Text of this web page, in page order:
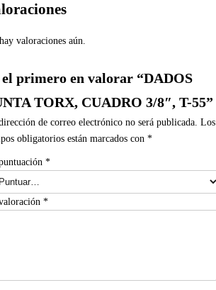
valoraciones aún.
el primero en valorar “DADOS
TORX, CUADRO 3/8″, T-55”
de correo electrónico no será publicada. Los
obligatorios están marcados con *
*
*